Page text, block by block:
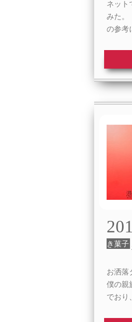
ネット
みた。
の参考
き菓子
お洒落
僕の親
でおり